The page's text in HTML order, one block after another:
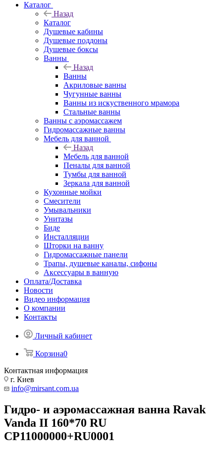
Каталог
Назад
Каталог
Душевые кабины
Душевые поддоны
Душевые боксы
Ванны
Назад
Ванны
Акриловые ванны
Чугунные ванны
Ванны из искуственного мрамора
Стальные ванны
Ванны с аэромассажем
Гидромассажные ванны
Мебель для ванной
Назад
Мебель для ванной
Пеналы для ванной
Тумбы для ванной
Зеркала для ванной
Кухонные мойки
Смесители
Умывальники
Унитазы
Биде
Инсталляции
Шторки на ванну
Гидромассажные панели
Трапы, душевые каналы, сифоны
Аксессуары в ванную
Оплата/Доставка
Новости
Видео информация
О компании
Контакты
Личный кабинет
Корзина0
Контактная информация
г. Киев
info@mirsant.com.ua
Гидро- и аэромассажная ванна Ravak
Vanda II 160*70 RU
CP11000000+RU0001